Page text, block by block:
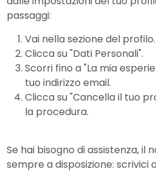
passaggi:
Vai nella sezione del profilo.
Clicca su "Dati Personali".
Scorri fino a "La mia
tuo indirizzo email.
Clicca su "Cancella il tuo
la procedura.
Se hai bisogno di assistenza, il
sempre a disposizione: scrivici